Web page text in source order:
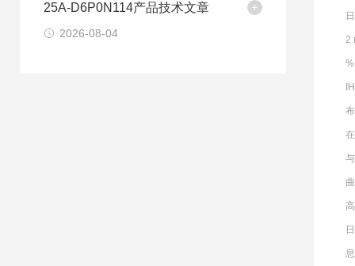
25A-D6P0N114产品技术文章
2026-08-04 2